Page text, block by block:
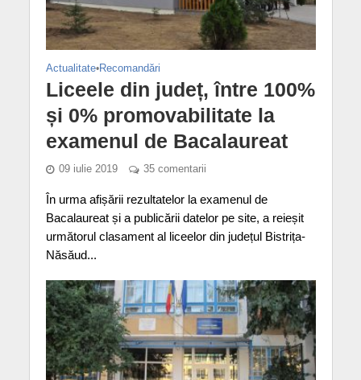
Actualitate•Recomandări
Liceele din județ, între 100%
și 0% promovabilitate la
examenul de Bacalaureat
09 iulie 2019 35 comentarii
În urma afișării rezultatelor la examenul de
Bacalaureat și a publicării datelor pe site, a reieșit
următorul clasament al liceelor din județul Bistrița-
Năsăud...